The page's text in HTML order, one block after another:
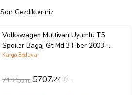
Son Gezdikleriniz
Volkswagen Multivan Uyumlu T5
Spoiler Bagaj Gt Md:3 Fiber 2003-
2010
Kargo Bedava
7134,03 TL 5707,22 TL